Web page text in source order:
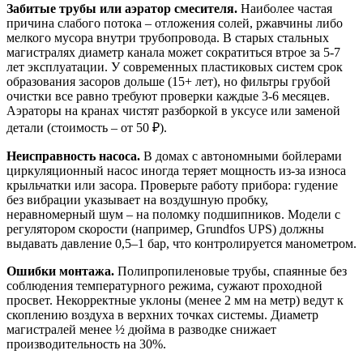
Забитые трубы или аэратор смесителя. Наиболее частая
причина слабого потока – отложения солей, ржавчины либо
мелкого мусора внутри трубопровода. В старых стальных
магистралях диаметр канала может сократиться втрое за 5-7
лет эксплуатации. У современных пластиковых систем срок
образования засоров дольше (15+ лет), но фильтры грубой
очистки все равно требуют проверки каждые 3-6 месяцев.
Аэраторы на кранах чистят разборкой в уксусе или заменой
детали (стоимость – от 50 ₽).
Неисправность насоса. В домах с автономными бойлерами
циркуляционный насос иногда теряет мощность из-за износа
крыльчатки или засора. Проверьте работу прибора: гудение
без вибрации указывает на воздушную пробку,
неравномерный шум – на поломку подшипников. Модели с
регулятором скорости (например, Grundfos UPS) должны
выдавать давление 0,5–1 бар, что контролируется манометром.
Ошибки монтажа. Полипропиленовые трубы, спаянные без
соблюдения температурного режима, сужают проходной
просвет. Некорректные уклоны (менее 2 мм на метр) ведут к
скоплению воздуха в верхних точках системы. Диаметр
магистралей менее ½ дюйма в разводке снижает
производительность на 30%.